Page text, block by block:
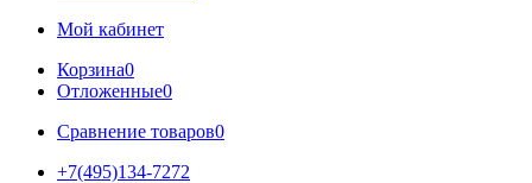
Мой кабинет
Корзина0
Отложенные0
Сравнение товаров0
+7(495)134-7272